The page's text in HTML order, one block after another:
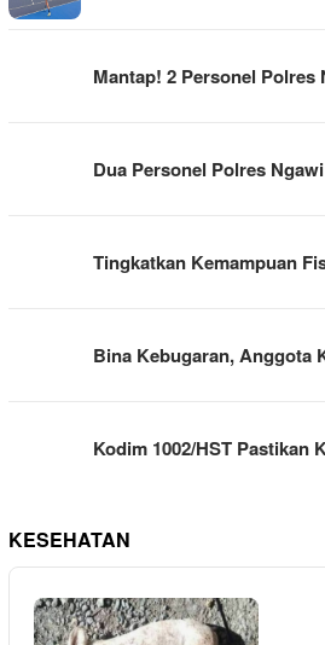
Mantap! 2 Personel
Dua Personel Polres
Tingkatkan Kemampuan
Bina Kebugaran, Anggota
Kodim 1002/HST Pastikan
KESEHATAN